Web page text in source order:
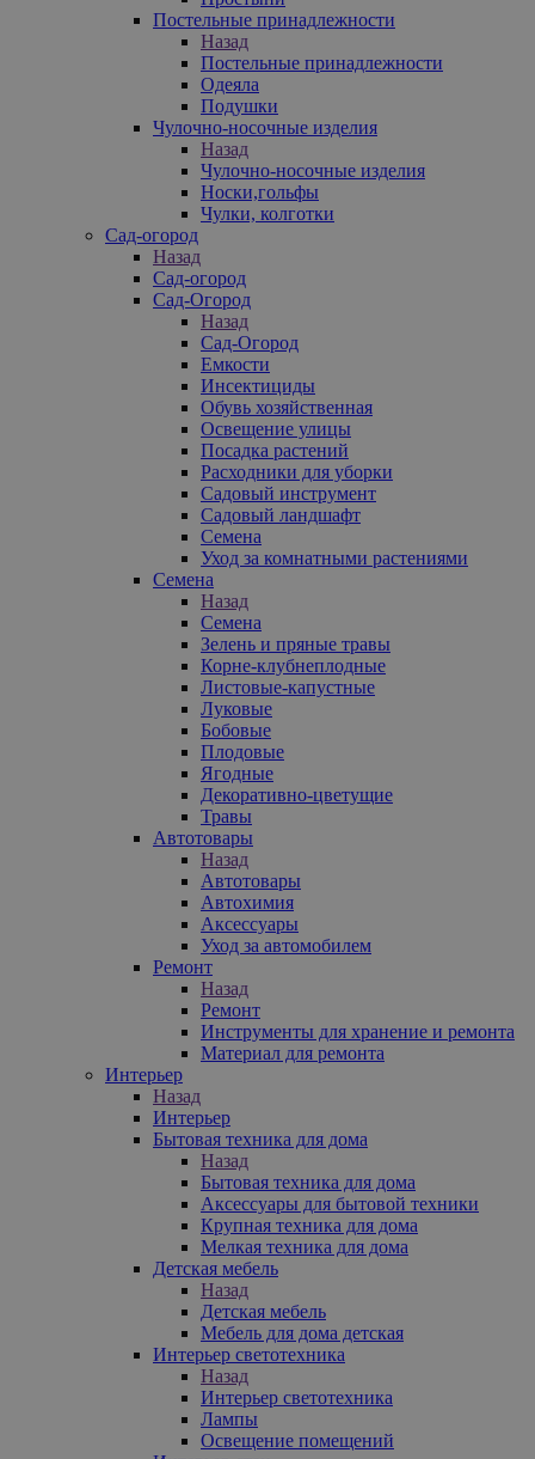
Постельные принадлежности
Назад
Постельные принадлежности
Одеяла
Подушки
Чулочно-носочные изделия
Назад
Чулочно-носочные изделия
Носки,гольфы
Чулки, колготки
Сад-огород
Назад
Сад-огород
Сад-Огород
Назад
Сад-Огород
Емкости
Инсектициды
Обувь хозяйственная
Освещение улицы
Посадка растений
Расходники для уборки
Садовый инструмент
Садовый ландшафт
Семена
Уход за комнатными растениями
Семена
Назад
Семена
Зелень и пряные травы
Корне-клубнеплодные
Листовые-капустные
Луковые
Бобовые
Плодовые
Ягодные
Декоративно-цветущие
Травы
Автотовары
Назад
Автотовары
Автохимия
Аксессуары
Уход за автомобилем
Ремонт
Назад
Ремонт
Инструменты для хранение и ремонта
Материал для ремонта
Интерьер
Назад
Интерьер
Бытовая техника для дома
Назад
Бытовая техника для дома
Аксессуары для бытовой техники
Крупная техника для дома
Мелкая техника для дома
Детская мебель
Назад
Детская мебель
Мебель для дома детская
Интерьер светотехника
Назад
Интерьер светотехника
Лампы
Освещение помещений